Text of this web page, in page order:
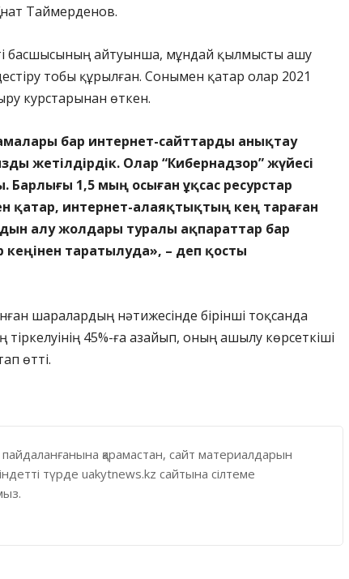
Таймерденов.
басшысының айтуынша, мұндай қылмысты ашу
тобы құрылған. Сонымен қатар олар 2021
курстарынан өткен.
бар интернет-сайттарды анықтау
жетілдірдік. Олар “Кибернадзор” жүйесі
Барлығы 1,5 мың осыған ұқсас ресурстар
қатар, интернет-алаяқтықтың кең тараған
алу жолдары туралы ақпараттар бар
кеңінен таратылуда», – деп қосты
шаралардың нәтижесінде бірінші тоқсанда
45%-ға азайып, оның ашылу көрсеткіші
өтті.
пайдаланғанына қарамастан, сайт материалдарын
түрде uakytnews.kz сайтына сілтеме